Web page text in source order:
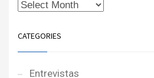
CATEGORIES
Entrevistas